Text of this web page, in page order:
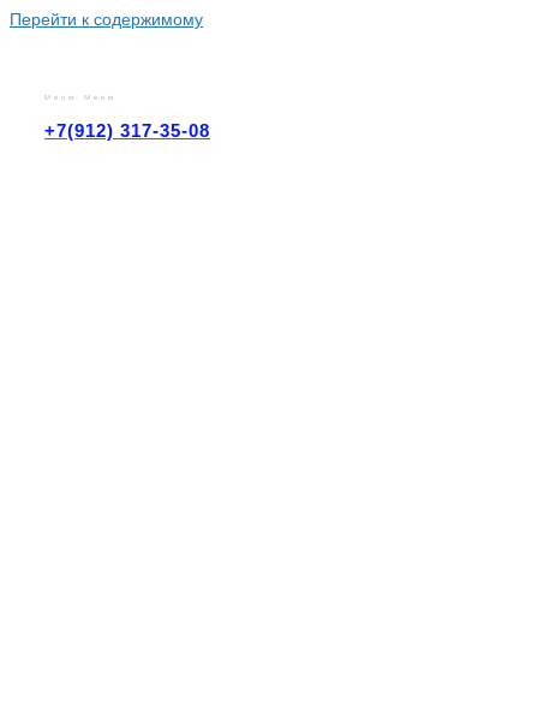
Перейти к содержимому
Меню Меню
+7(912) 317-35-08